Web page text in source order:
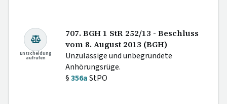
Entscheidung
aufrufen
707. BGH 1 StR 252/13 - Beschluss
vom 8. August 2013 (BGH)
Unzulässige und unbegründete
Anhörungsrüge.
§356aStPO